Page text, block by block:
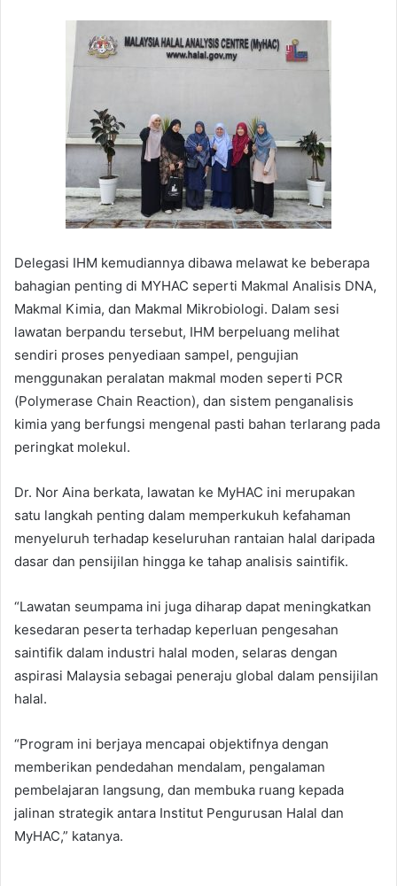
Delegasi IHM kemudiannya dibawa melawat ke beberapa
bahagian penting di MYHAC seperti Makmal Analisis DNA,
Makmal Kimia, dan Makmal Mikrobiologi. Dalam sesi
lawatan berpandu tersebut, IHM berpeluang melihat
sendiri proses penyediaan sampel, pengujian
menggunakan peralatan makmal moden seperti PCR
(Polymerase Chain Reaction), dan sistem penganalisis
kimia yang berfungsi mengenal pasti bahan terlarang pada
peringkat molekul.
Dr. Nor Aina berkata, lawatan ke MyHAC ini merupakan
satu langkah penting dalam memperkukuh kefahaman
menyeluruh terhadap keseluruhan rantaian halal daripada
dasar dan pensijilan hingga ke tahap analisis saintifik.
“Lawatan seumpama ini juga diharap dapat meningkatkan
kesedaran peserta terhadap keperluan pengesahan
saintifik dalam industri halal moden, selaras dengan
aspirasi Malaysia sebagai peneraju global dalam pensijilan
halal.
“Program ini berjaya mencapai objektifnya dengan
memberikan pendedahan mendalam, pengalaman
pembelajaran langsung, dan membuka ruang kepada
jalinan strategik antara Institut Pengurusan Halal dan
MyHAC,” katanya.